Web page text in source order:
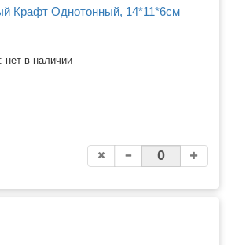
Крафт Однотонный, 14*11*6см
нет в наличии